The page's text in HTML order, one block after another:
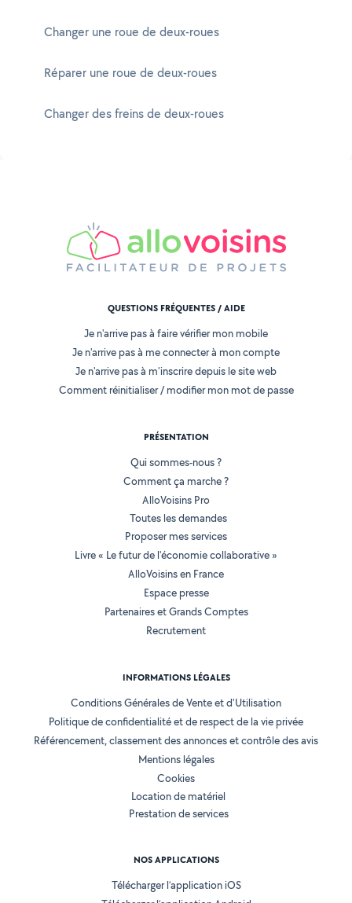
Changer une roue de deux-roues
Réparer une roue de deux-roues
Changer des freins de deux-roues
QUESTIONS FRÉQUENTES / AIDE
Je n'arrive pas à faire vérifier mon mobile
Je n'arrive pas à me connecter à mon compte
Je n'arrive pas à m'inscrire depuis le site web
Comment réinitialiser / modifier mon mot de passe
PRÉSENTATION
Qui sommes-nous ?
Comment ça marche ?
AlloVoisins Pro
Toutes les demandes
Proposer mes services
Livre « Le futur de l'économie collaborative »
AlloVoisins en France
Espace presse
Partenaires et Grands Comptes
Recrutement
INFORMATIONS LÉGALES
Conditions Générales de Vente et d'Utilisation
Politique de confidentialité et de respect de la vie privée
Référencement, classement des annonces et contrôle des avis
Mentions légales
Cookies
Location de matériel
Prestation de services
NOS APPLICATIONS
Télécharger l’application iOS